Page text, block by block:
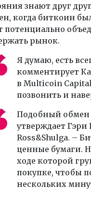
знают друг
когда биткоин
потенциально
рынок.
Я думаю, есть
комментирует
в Multicoin
позвонить и
Подобный обмен
утверждает
Ross&Shulga. –
ценные бумаги.
ходе которой
покупке, чтобы
нескольких